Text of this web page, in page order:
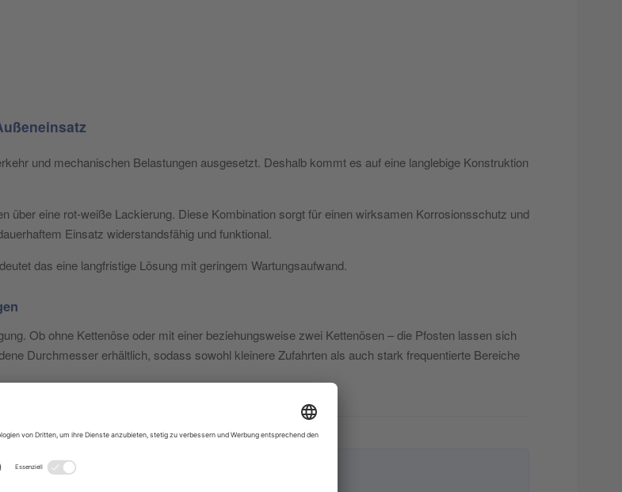
und mechanischen Belastungen ausgesetzt. Deshalb kommt es auf eine langlebige Konstruktion
über eine rot-weiße Lackierung. Diese Kombination sorgt für einen wirksamen Korrosionsschutz und
Einsatz widerstandsfähig und funktional.
das eine langfristige Lösung mit geringem Wartungsaufwand.
Ob ohne Kettenöse oder mit einer beziehungsweise zwei Kettenösen – die Pfosten lassen sich
Durchmesser erhältlich, sodass sowohl kleinere Zufahrten als auch stark frequentierte Bereiche